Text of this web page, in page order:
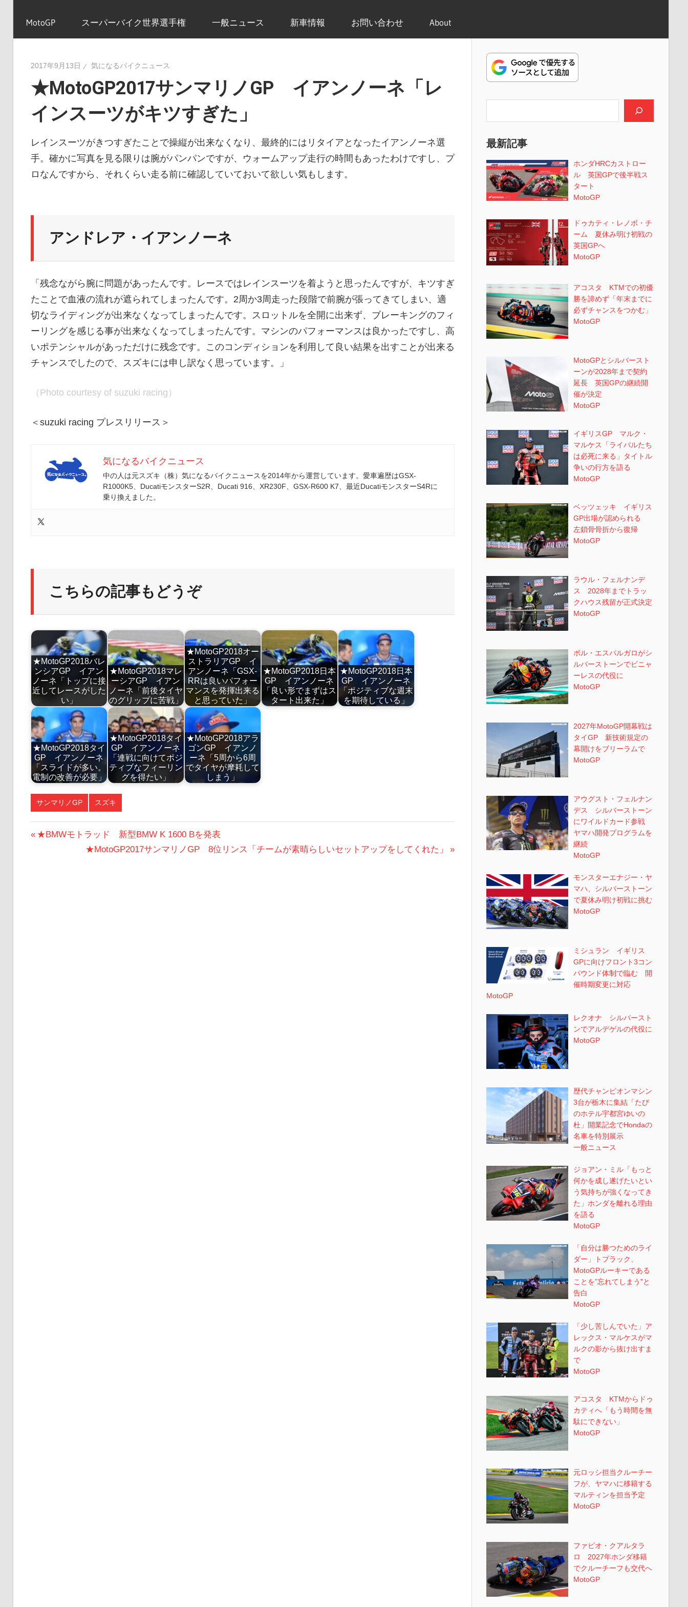
イ
ニ
ュ
ー
MotoGP スーパーバイク世界選手権 一般ニュース 新車情報 お問い合わせ About
2017年9月13日 気になるバイクニュース
★MotoGP2017サンマリノGP イアンノーネ「レ
インスーツがキツすぎた」
レインスーツがきつすぎたことで操縦が出来なくなり、最終的にはリタイアとなったイアンノーネ選
手。確かに写真を見る限りは腕がパンパンですが、ウォームアップ走行の時間もあったわけですし、プ
ロなんですから、それくらい走る前に確認していておいて欲しい気もします。
アンドレア・イアンノーネ
「残念ながら腕に問題があったんです。レースではレインスーツを着ようと思ったんですが、キツすぎ
たことで血液の流れが遮られてしまったんです。2周か3周走った段階で前腕が張ってきてしまい、適
切なライディングが出来なくなってしまったんです。スロットルを全開に出来ず、ブレーキングのフィ
ーリングを感じる事が出来なくなってしまったんです。マシンのパフォーマンスは良かったですし、高
いポテンシャルがあっただけに残念です。このコンディションを利用して良い結果を出すことが出来る
チャンスでしたので、スズキには申し訳なく思っています。」
（Photo courtesy of suzuki racing）
＜suzuki racing プレスリリース＞
気になるバイクニュース
中の人は元スズキ（株）気になるバイクニュースを2014年から運営しています。愛車遍歴はGSX-
R1000K5、DucatiモンスターS2R、Ducati 916、XR230F、GSX-R600 K7、最近DucatiモンスターS4Rに
乗り換えました。
こちらの記事もどうぞ
★MotoGP2018バレ
ンシアGP イアン
ノーネ「トップに接
近してレースがした
い」
★MotoGP2018マレ
ーシアGP イアン
ノーネ「前後タイヤ
のグリップに苦戦」
★MotoGP2018オー
ストラリアGP イ
アンノーネ「GSX-
RRは良いパフォー
マンスを発揮出来る
と思っていた」
★MotoGP2018日本
GP イアンノーネ
「良い形でまずはス
タート出来た」
★MotoGP2018日本
GP イアンノーネ
「ポジティブな週末
を期待している」
★MotoGP2018タイ
GP イアンノーネ
「スライドが多い。
電制の改善が必要」
★MotoGP2018タイ
GP イアンノーネ
「連戦に向けてポジ
ティブなフィーリン
グを得たい」
★MotoGP2018アラ
ゴンGP イアンノ
ーネ「5周から6周
でタイヤが摩耗して
しまう」
サンマリノGP スズキ
投
前
★BMWモトラッド 新型BMW K 1600 Bを発表
次
★MotoGP2017サンマリノGP 8位リンス「チームが素晴らしいセットアップをしてくれた」
最新記事
ホンダHRCカストロー
ル 英国GPで後半戦ス
タート
MotoGP
ドゥカティ・レノボ・チ
ーム 夏休み明け初戦の
英国GPへ
MotoGP
アコスタ KTMでの初優
勝を諦めず「年末までに
必ずチャンスをつかむ」
MotoGP
MotoGPとシルバースト
ーンが2028年まで契約
延長 英国GPの継続開
催が決定
MotoGP
イギリスGP マルク・
マルケス「ライバルたち
は必死に来る」タイトル
争いの行方を語る
MotoGP
ベッツェッキ イギリス
GP出場が認められる
左鎖骨骨折から復帰
MotoGP
ラウル・フェルナンデ
ス 2028年までトラッ
クハウス残留が正式決定
MotoGP
ポル・エスパルガロがシ
ルバーストーンでビニャ
ーレスの代役に
MotoGP
2027年MotoGP開幕戦は
タイGP 新技術規定の
幕開けをブリーラムで
MotoGP
アウグスト・フェルナン
デス シルバーストーン
にワイルドカード参戦
ヤマハ開発プログラムを
継続
MotoGP
モンスターエナジー・ヤ
マハ、シルバーストーン
で夏休み明け初戦に挑む
MotoGP
ミシュラン イギリス
GPに向けフロント3コン
パウンド体制で臨む 開
催時期変更に対応
MotoGP
レクオナ シルバースト
ンでアルデゲルの代役に
MotoGP
歴代チャンピオンマシン
3台が栃木に集結「たび
のホテル宇都宮ゆいの
杜」開業記念でHondaの
名車を特別展示
一般ニュース
ジョアン・ミル「もっと
何かを成し遂げたいとい
う気持ちが強くなってき
た」ホンダを離れる理由
を語る
MotoGP
「自分は勝つためのライ
ダー」トプラック、
MotoGPルーキーである
ことを”忘れてしまう”と
告白
MotoGP
「少し苦しんでいた」ア
レックス・マルケスがマ
ルクの影から抜け出すま
で
MotoGP
アコスタ KTMからドゥ
カティへ「もう時間を無
駄にできない」
MotoGP
元ロッシ担当クルーチー
フが、ヤマハに移籍する
マルティンを担当予定
MotoGP
ファビオ・クアルタラ
ロ 2027年ホンダ移籍
でクルーチーフも交代へ
MotoGP